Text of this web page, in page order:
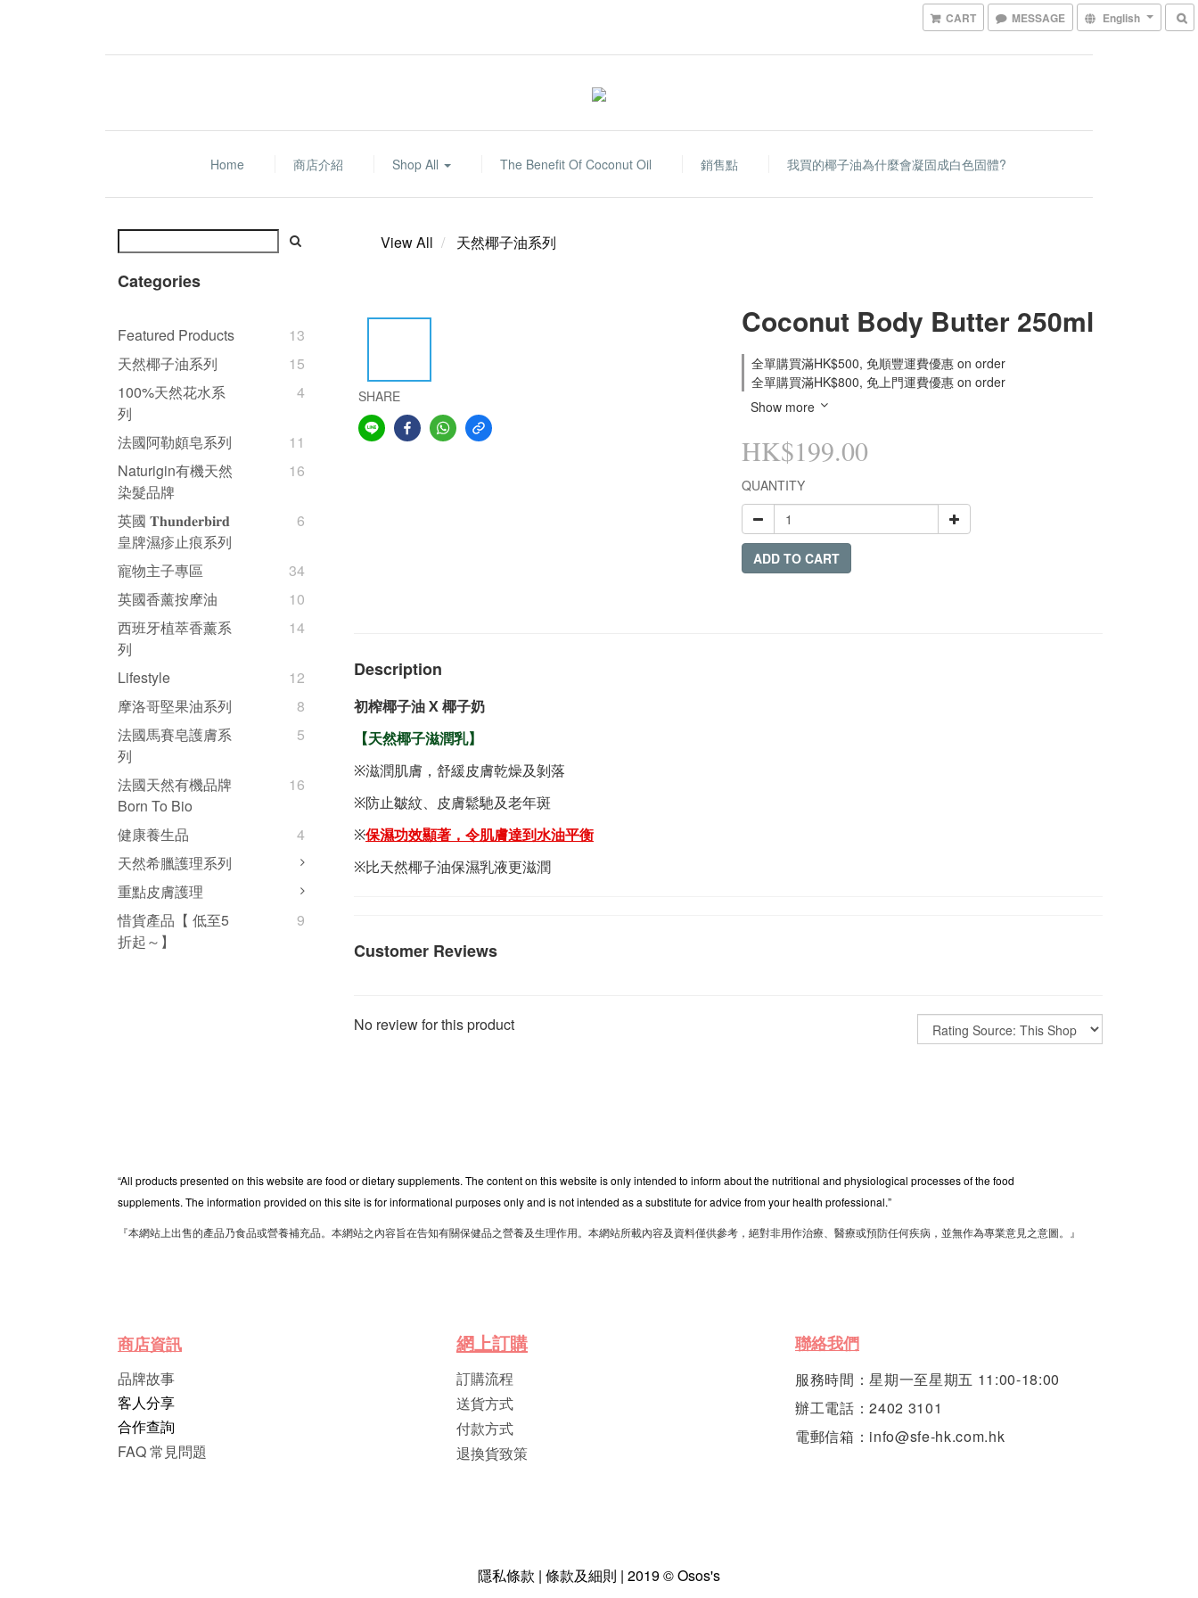
CART MESSAGE English
Home 商店介紹 Shop All The Benefit Of Coconut Oil 銷售點 我買的椰子油為什麼會凝固成白色固體?
Categories
Featured Products
13
天然椰子油系列
15
100%天然花水系
列
4
法國阿勒頗皂系列
11
Naturigin有機天然
染髮品牌
16
英國 𝐓𝐡𝐮𝐧𝐝𝐞𝐫𝐛𝐢𝐫𝐝
皇牌濕疹止痕系列
6
寵物主子專區
34
英國香薰按摩油
10
西班牙植萃香薰系
列
14
Lifestyle
12
摩洛哥堅果油系列
8
法國馬賽皂護膚系
列
5
法國天然有機品牌
Born To Bio
16
健康養生品
4
天然希臘護理系列
重點皮膚護理
惜貨產品【 低至5
折起～】
9
View All 天然椰子油系列
SHARE
Coconut Body Butter 250ml
全單購買滿HK$500, 免順豐運費優惠 on order
全單購買滿HK$800, 免上門運費優惠 on order
Show more
HK$199.00
QUANTITY
ADD TO CART
Description
初榨椰子油 X 椰子奶
【天然椰子滋潤乳】
※滋潤肌膚，舒緩皮膚乾燥及剝落
※防止皺紋、皮膚鬆馳及老年斑
※保濕功效顯著，令肌膚達到水油平衡
※比天然椰子油保濕乳液更滋潤
Customer Reviews
No review for this product
“All products presented on this website are food or dietary supplements. The content on this website is only intended to inform about the nutritional and physiological processes of the food
supplements. The information provided on this site is for informational purposes only and is not intended as a substitute for advice from your health professional.”
『本網站上出售的產品乃食品或營養補充品。本網站之內容旨在告知有關保健品之營養及生理作用。本網站所載內容及資料僅供參考，絕對非用作治療、醫療或預防任何疾病，並無作為專業意見之意圖。』
商店資訊
品牌故事
客人分享
合作查詢
FAQ 常見問題
網上訂購
訂購流程
送貨方式
付款方式
退換貨致策
聯絡我們
服務時間：星期一至星期五 11:00-18:00
辦工電話：2402 3101
電郵信箱：info@sfe-hk.com.hk
隱私條款 | 條款及細則 | 2019 © Osos's